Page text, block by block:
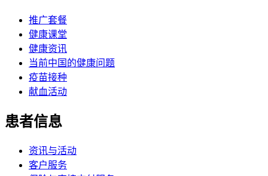
推广套餐
健康课堂
健康资讯
当前中国的健康问题
疫苗接种
献血活动
患者信息
资讯与活动
客户服务